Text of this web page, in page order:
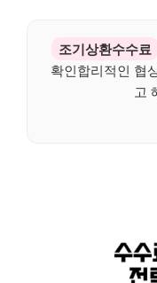
조기상환수수료
확인합리적인 협
고